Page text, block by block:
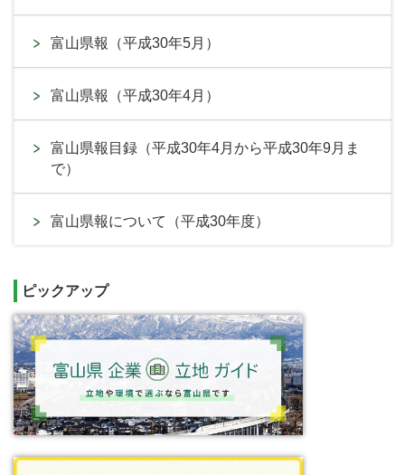
富山県報（平成30年5月）
富山県報（平成30年4月）
富山県報目録（平成30年4月から平成30年9月ま
で）
富山県報について（平成30年度）
ピックアップ